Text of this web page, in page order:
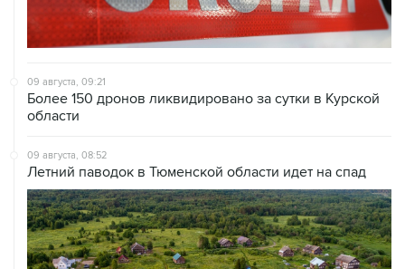
09 августа, 09:21
Более 150 дронов ликвидировано за сутки в Курской
области
09 августа, 08:52
Летний паводок в Тюменской области идет на спад